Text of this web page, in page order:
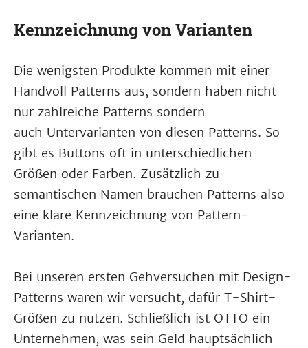
Kennzeichnung von Varianten
Die wenigsten Produkte kommen mit einer
Handvoll Patterns aus, sondern haben nicht
nur zahlreiche Patterns sondern
auch Untervarianten von diesen Patterns. So
gibt es Buttons oft in unterschiedlichen
Größen oder Farben. Zusätzlich zu
semantischen Namen brauchen Patterns also
eine klare Kennzeichnung von Pattern-
Varianten.
Bei unseren ersten Gehversuchen mit Design-
Patterns waren wir versucht, dafür T-Shirt-
Größen zu nutzen. Schließlich ist OTTO ein
Unternehmen, was sein Geld hauptsächlich